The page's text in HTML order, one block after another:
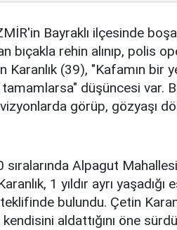
Bayraklı ilçesinde
bıçakla rehin alınıp, polis
Karanlık (39), "Kafamın bir
tamamlarsa" düşüncesi var.
görüp, gözyaşı
Alpagut
1 yıldır ayrı yaşadığı
bulundu. Çetin
aldattığını öne